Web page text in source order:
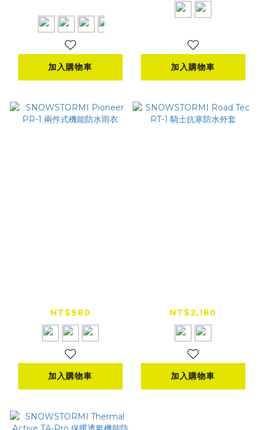
加入購物車
雨衣
加入購物車
機能防水雨衣
NT$980
加入購物車
抗寒防水外套
NT$2,180
加入購物車